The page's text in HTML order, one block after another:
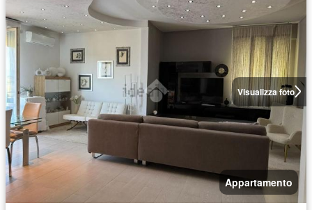
Visualizza foto
Appartamento